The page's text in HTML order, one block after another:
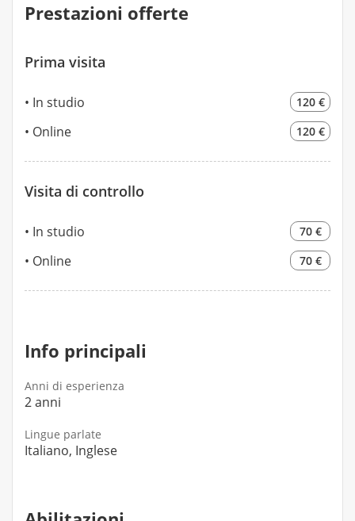
Prestazioni offerte
Prima visita
In studio 120 €
Online 120 €
Visita di controllo
In studio 70 €
Online 70 €
Info principali
Anni di esperienza
2 anni
Lingue parlate
Italiano, Inglese